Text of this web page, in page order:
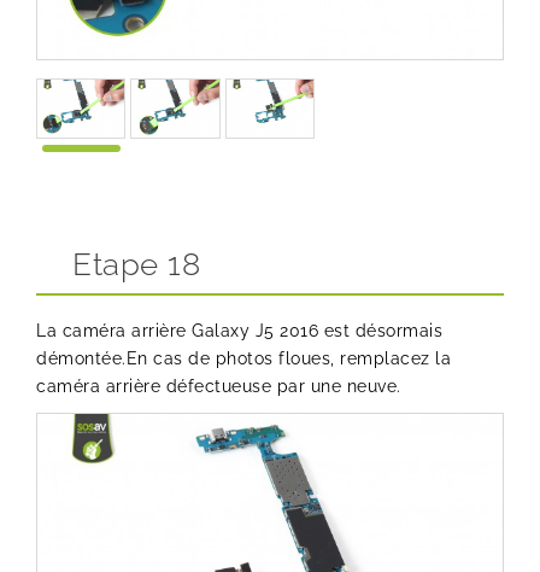
Etape 18
La caméra arrière Galaxy J5 2016 est désormais
démontée.En cas de photos floues, remplacez la
caméra arrière défectueuse par une neuve.